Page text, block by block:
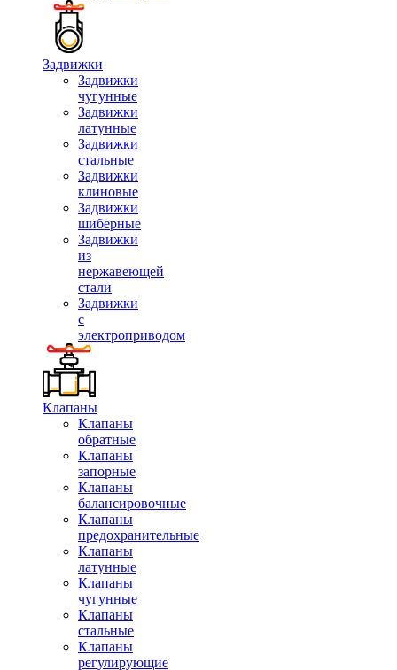
Задвижки
Задвижки
чугунные
Задвижки
латунные
Задвижки
стальные
Задвижки
клиновые
Задвижки
шиберные
Задвижки
из
нержавеющей
стали
Задвижки
с
электроприводом
Клапаны
Клапаны
обратные
Клапаны
запорные
Клапаны
балансировочные
Клапаны
предохранительные
Клапаны
латунные
Клапаны
чугунные
Клапаны
стальные
Клапаны
регулирующие